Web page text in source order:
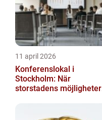
11 april 2026
Konferenslokal i
Stockholm: När
storstadens möjligheter